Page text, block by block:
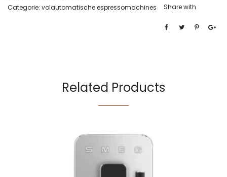
Categorie: volautomatische espressomachines Share with
Related Products